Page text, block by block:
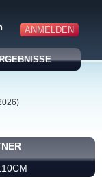
ANMELDEN